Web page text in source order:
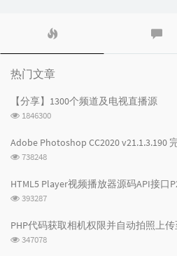
文
热门文章
【分享】1300个频道及电视直播源
浏
次
1846300
Adobe Photoshop CC2020 v21.1.3.190
浏
次
738248
HTML5 Player视频播放器源码API接口
浏
次
数:
393287
PHP代码获取相机权限并自动拍照上
浏
347078